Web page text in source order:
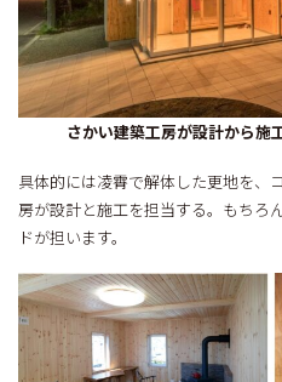
さかい建築工房が設計から施
具体的には凌霄で解体した更地を、
房が設計と施工を担当する。もちろ
ドが担います。